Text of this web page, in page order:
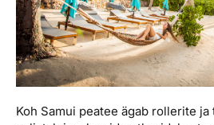
Koh Samui peatee ägab rollerite